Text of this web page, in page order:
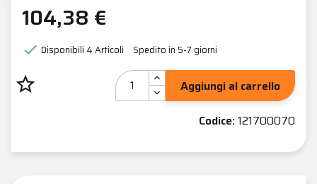
104,38 €
 Disponibili 4 Articoli Spedito in 5-7 giorni
star_border
Aggiungi al carrello
Codice:121700070